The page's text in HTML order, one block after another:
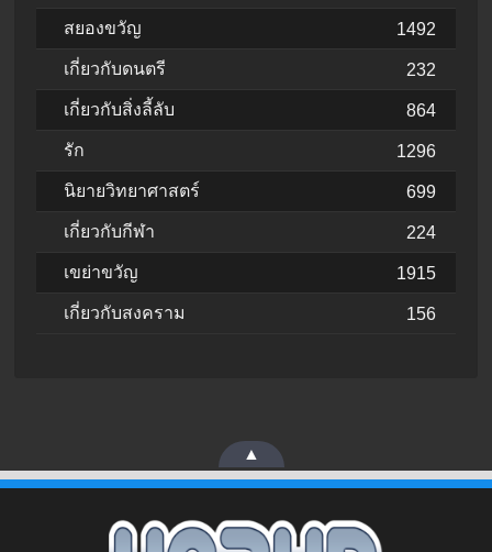
สยองขวัญ 1492
เกี่ยวกับดนตรี 232
เกี่ยวกับสิ่งลี้ลับ 864
รัก 1296
นิยายวิทยาศาสตร์ 699
เกี่ยวกับกีฬา 224
เขย่าขวัญ 1915
เกี่ยวกับสงคราม 156
▲